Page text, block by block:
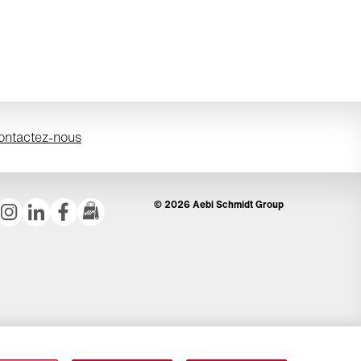
nous
© 2026 Aebi Schmidt Group